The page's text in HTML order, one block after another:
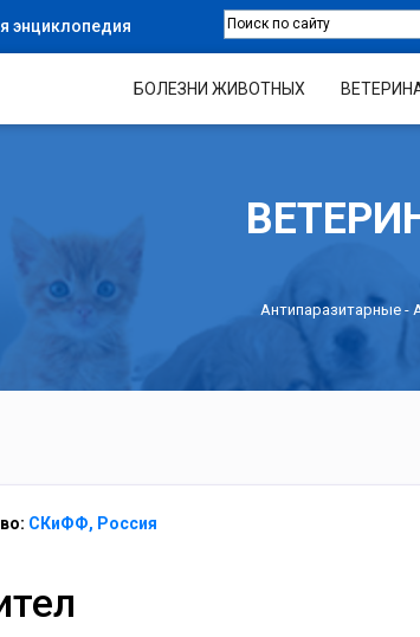
энциклопедия
БОЛЕЗНИ ЖИВОТНЫХ
Антипаразитарные -
СКиФФ, Россия